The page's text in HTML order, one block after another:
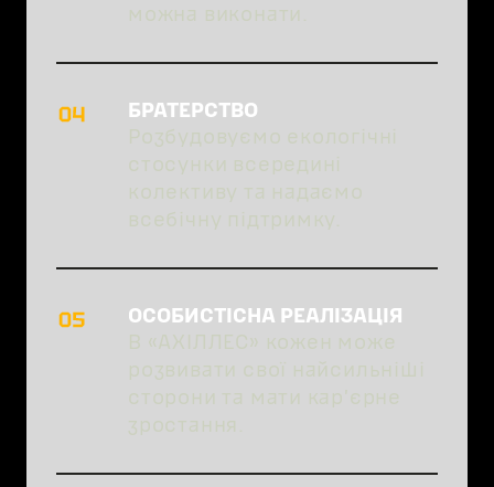
можна виконати.
БРАТЕРСТВО
Розбудовуємо екологічні
стосунки всередині
колективу та надаємо
всебічну підтримку.
ОСОБИСТІСНА РЕАЛІЗАЦІЯ
В «АХІЛЛЕС» кожен може
розвивати свої найсильніші
сторони та мати карʼєрне
зростання.